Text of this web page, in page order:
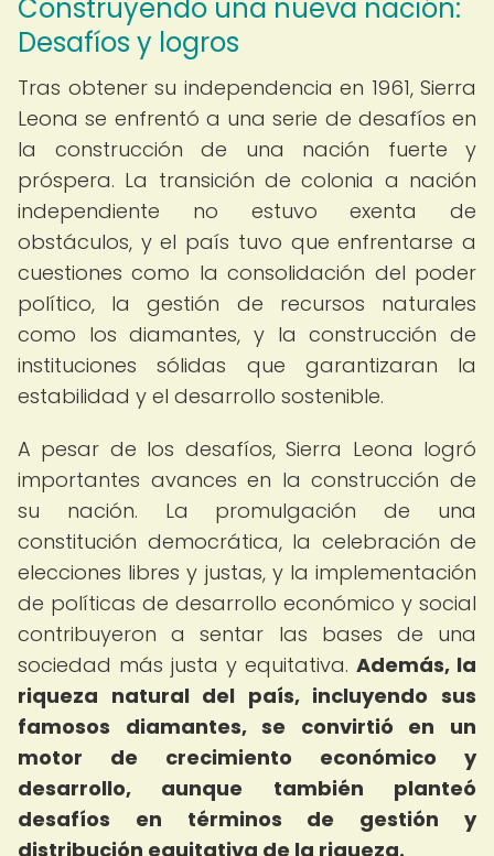
Construyendo una nueva nación:
Desafíos y logros
Tras obtener su independencia en 1961, Sierra
Leona se enfrentó a una serie de desafíos en
la construcción de una nación fuerte y
próspera. La transición de colonia a nación
independiente no estuvo exenta de
obstáculos, y el país tuvo que enfrentarse a
cuestiones como la consolidación del poder
político, la gestión de recursos naturales
como los diamantes, y la construcción de
instituciones sólidas que garantizaran la
estabilidad y el desarrollo sostenible.
A pesar de los desafíos, Sierra Leona logró
importantes avances en la construcción de
su nación. La promulgación de una
constitución democrática, la celebración de
elecciones libres y justas, y la implementación
de políticas de desarrollo económico y social
contribuyeron a sentar las bases de una
sociedad más justa y equitativa. Además, la
riqueza natural del país, incluyendo sus
famosos diamantes, se convirtió en un
motor de crecimiento económico y
desarrollo, aunque también planteó
desafíos en términos de gestión y
distribución equitativa de la riqueza.